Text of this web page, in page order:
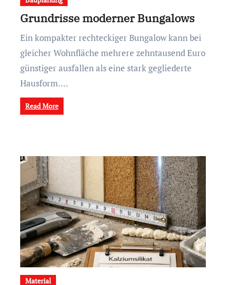
Grundrisse moderner Bungalows
Ein kompakter rechteckiger Bungalow kann bei
gleicher Wohnfläche mehrere zehntausend Euro
günstiger ausfallen als eine stark gegliederte
Hausform.…
Read More
Material